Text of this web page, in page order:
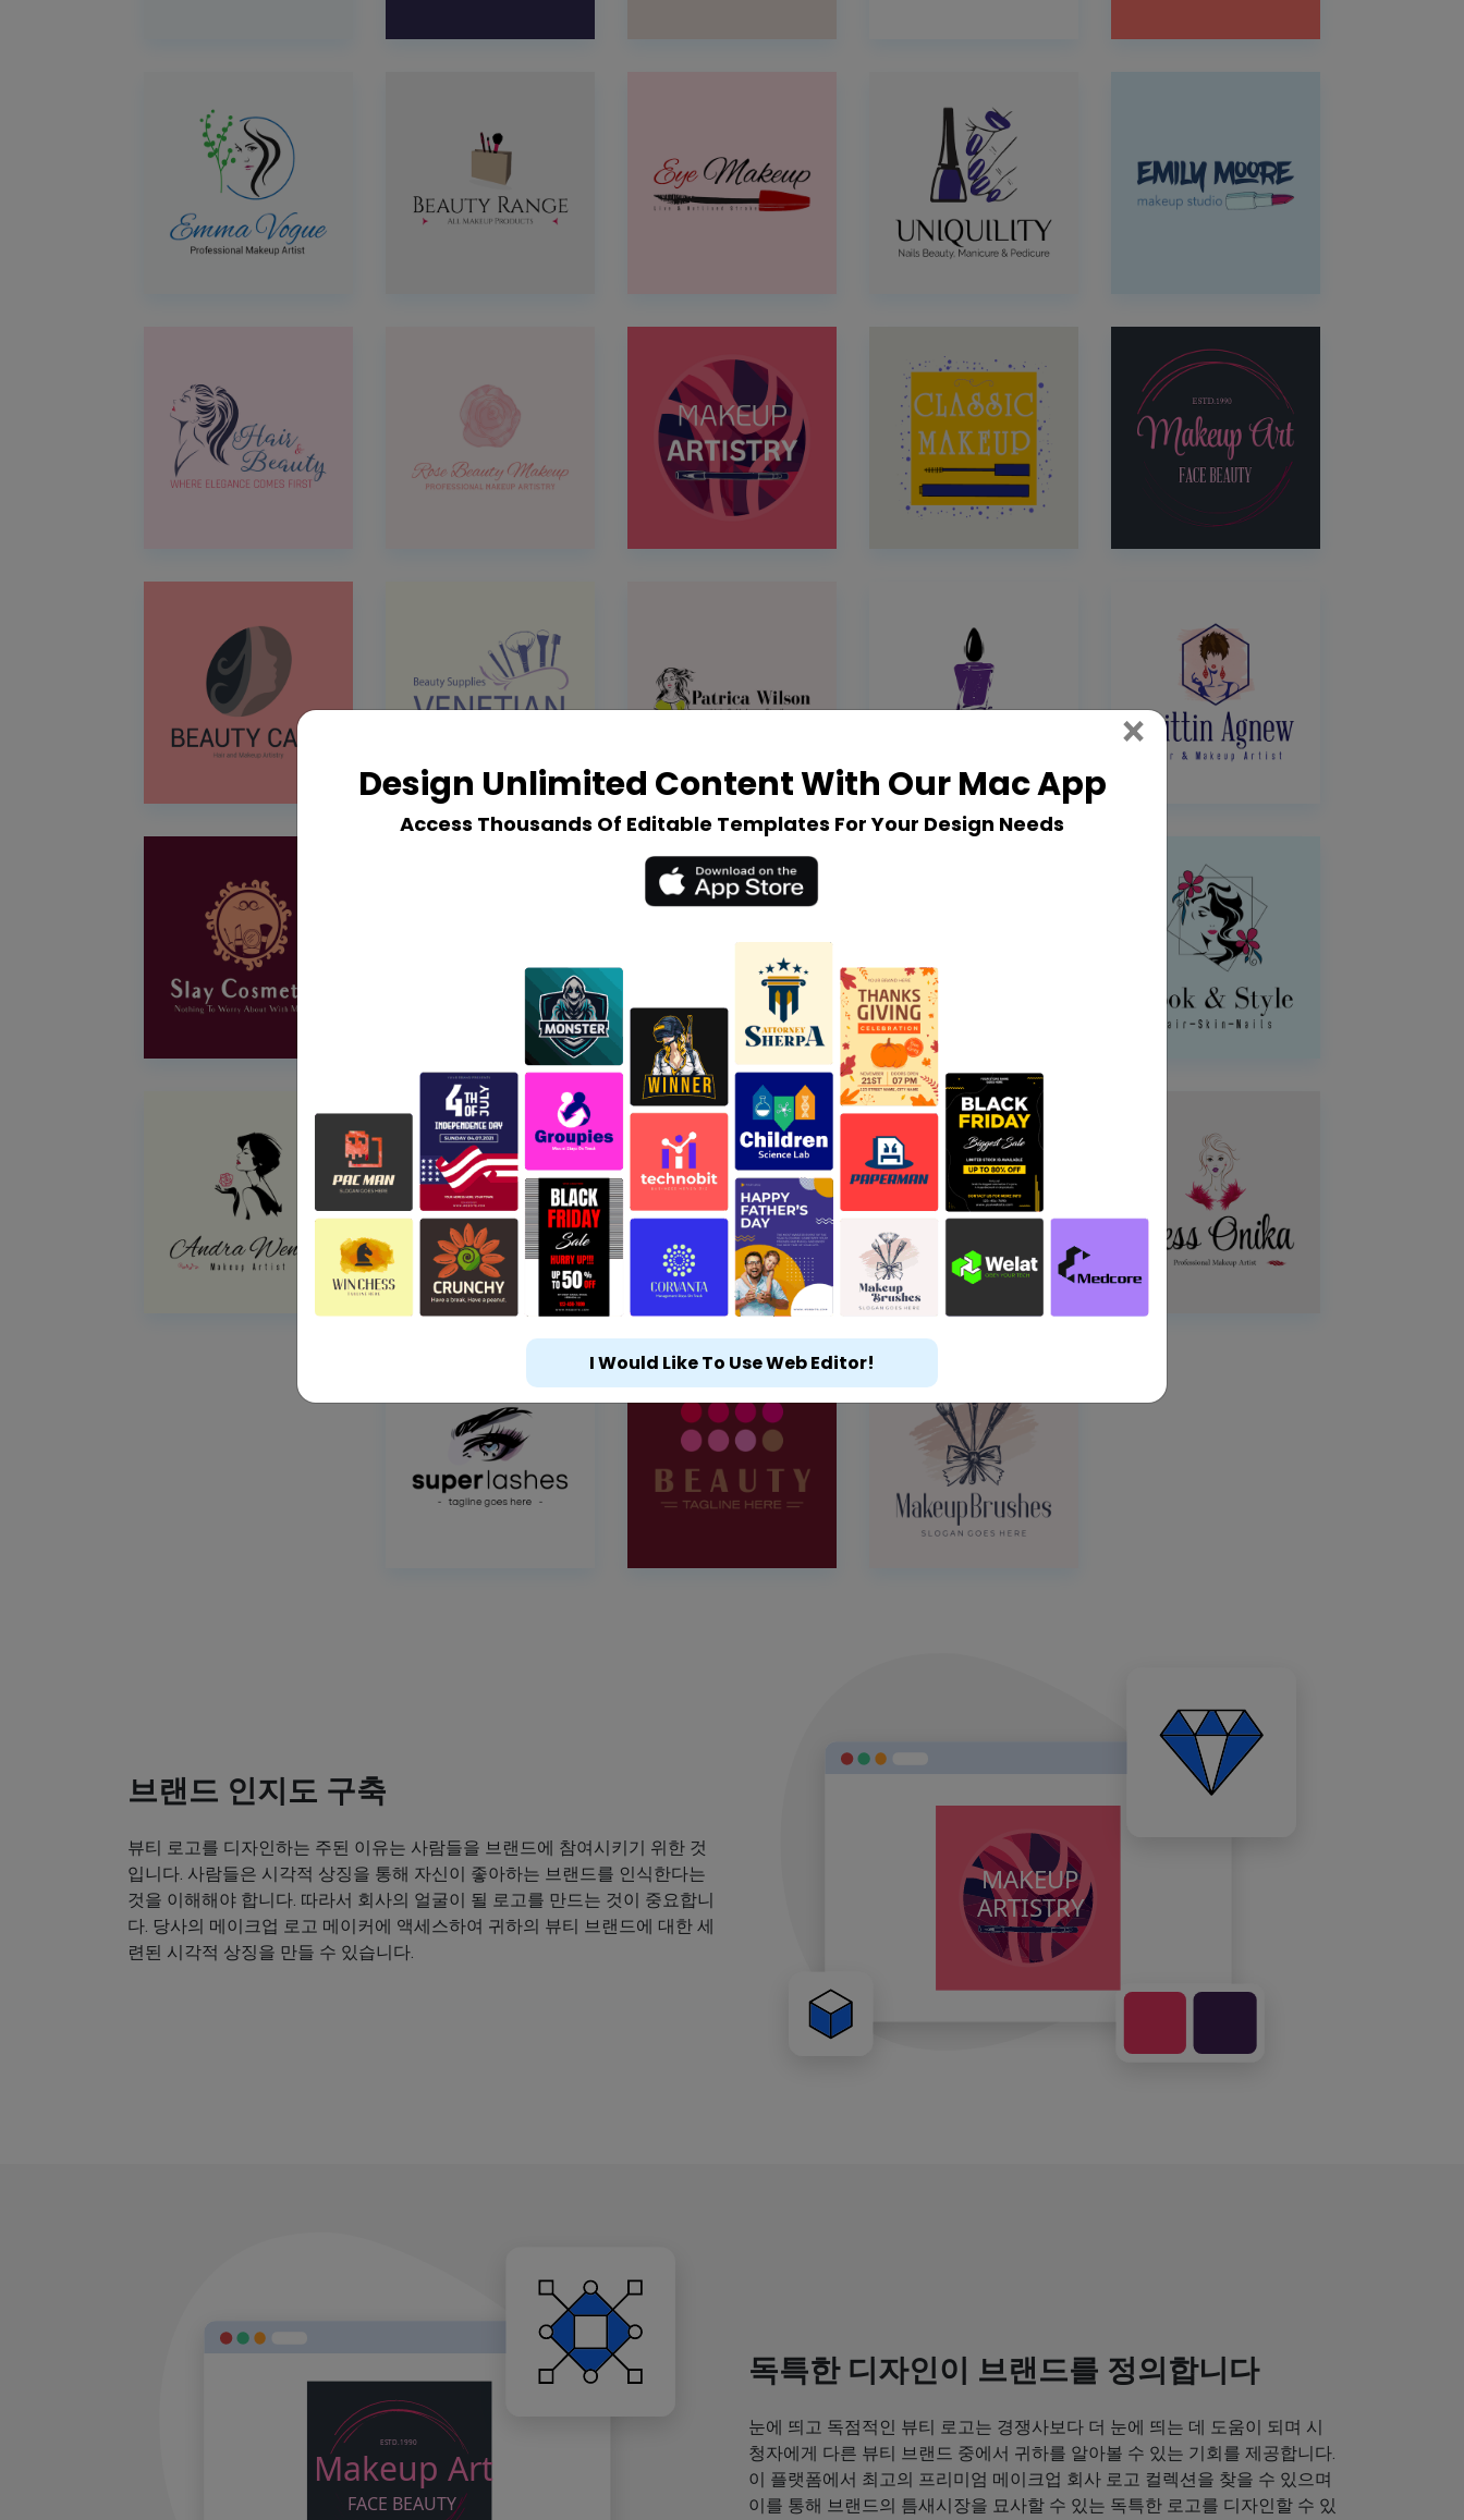
브랜드 인지도 구축
뷰티 로고를 디자인하는 주된 이유는 사람들을 브랜드에 참여시키기 위한 것
입니다. 사람들은 시각적 상징을 통해 자신이 좋아하는 브랜드를 인식한다는
것을 이해해야 합니다. 따라서 회사의 얼굴이 될 로고를 만드는 것이 중요합니
다. 당사의 메이크업 로고 메이커에 액세스하여 귀하의 뷰티 브랜드에 대한 세
련된 시각적 상징을 만들 수 있습니다.
독특한 디자인이 브랜드를 정의합니다
눈에 띄고 독점적인 뷰티 로고는 경쟁사보다 더 눈에 띄는 데 도움이 되며 시
청자에게 다른 뷰티 브랜드 중에서 귀하를 알아볼 수 있는 기회를 제공합니다.
이 플랫폼에서 최고의 프리미엄 메이크업 회사 로고 컬렉션을 찾을 수 있으며
이를 통해 브랜드의 틈새시장을 묘사할 수 있는 독특한 로고를 디자인할 수 있
Design Unlimited Content With Our Mac App
Access Thousands Of Editable Templates For Your Design Needs
× Close
I Would Like To Use Web Editor!